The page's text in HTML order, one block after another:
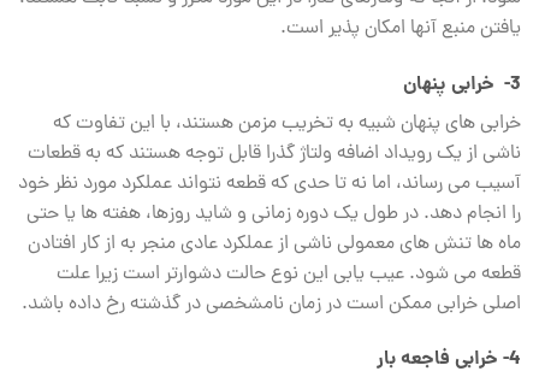
یافتن منبع آنها امکان‌ پذیر است.
3- خرابی پنهان
خرابی ‌های پنهان شبیه به تخریب مزمن هستند، با این تفاوت که
ناشی از یک رویداد اضافه ولتاژ گذرا قابل توجه هستند که به قطعات
آسیب می‌ رساند، اما نه تا حدی که قطعه نتواند عملکرد مورد نظر خود
را انجام دهد. در طول یک دوره زمانی و شاید روزها، هفته ‌ها یا حتی
ماه‌ ها تنش ‌های معمولی ناشی از عملکرد عادی منجر به از کار افتادن
قطعه می‌ شود. عیب ‌یابی این نوع حالت دشوارتر است زیرا علت
اصلی خرابی ممکن است در زمان نامشخصی در گذشته رخ داده باشد.
4- خرابی فاجعه ‌بار